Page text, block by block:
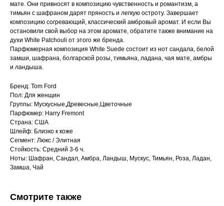
мате. Они привносят в композицию чувственность и романтизм, а
тимьян с шафраном дарят пряность и легкую остроту. Завершает
композицию согревающий, классический амбровый аромат. И если Вы
остановили свой выбор на этом аромате, обратите также внимание на
духи White Patchouli от этого же бренда.
Парфюмерная композиция White Suede состоит из нот сандала, белой
замши, шафрана, болгарской розы, тимьяна, ладана, чая мате, амбры
и ландыша.
Бренд: Tom Ford
Пол: Для женщин
Группы: Мускусные,Древесные,Цветочные
Парфюмер: Harry Fremont
Страна: США
Шлейф: Близко к коже
Сегмент: Люкс / Элитная
Стойкость: Средний 3-6 ч.
Ноты: Шафран, Сандал, Амбра, Ландыш, Мускус, Тимьян, Роза, Ладан,
Замша, Чай
Смотрите также